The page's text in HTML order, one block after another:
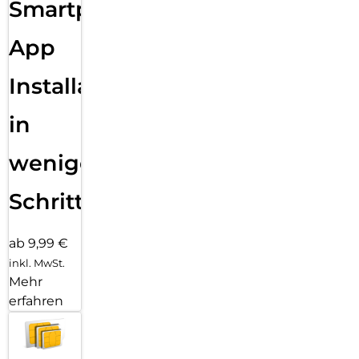
Smartphone
App
Installation
in
wenigen
Schritten
ab 9,99 €
inkl. MwSt.
Mehr
erfahren